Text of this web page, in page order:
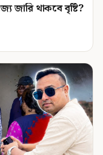
জারি থাকবে বৃষ্টি?